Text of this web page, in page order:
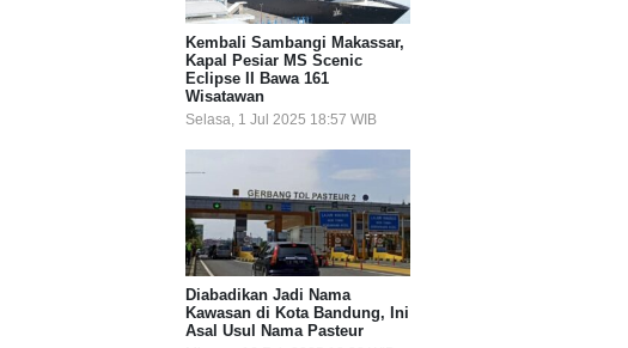
Kembali Sambangi Makassar,
Kapal Pesiar MS Scenic
Eclipse II Bawa 161
Wisatawan
Selasa, 1 Jul 2025 18:57 WIB
Diabadikan Jadi Nama
Kawasan di Kota Bandung, Ini
Asal Usul Nama Pasteur